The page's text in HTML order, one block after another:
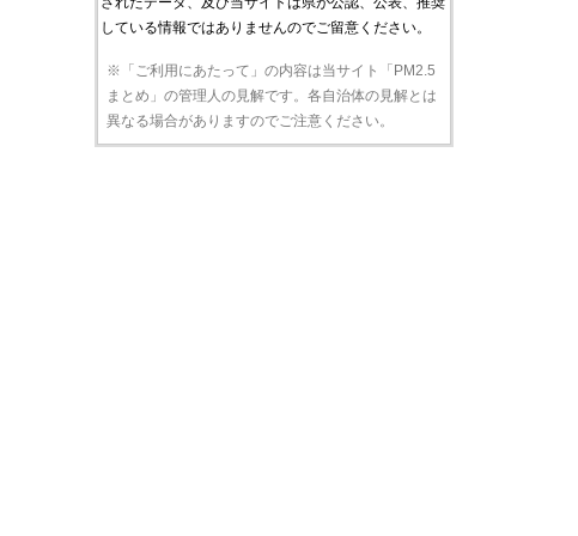
している情報ではありませんのでご留意ください。
※「ご利用にあたって」の内容は当サイト「PM2.5
まとめ」の管理人の見解です。各自治体の見解とは
異なる場合がありますのでご注意ください。